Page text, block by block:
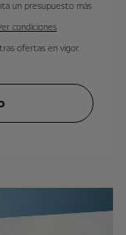
un presupuesto más
condiciones
ofertas en vigor.